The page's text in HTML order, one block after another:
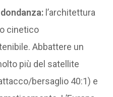
l’architettura
cinetico
Abbattere un
più del satellite
bersaglio 40:1) e